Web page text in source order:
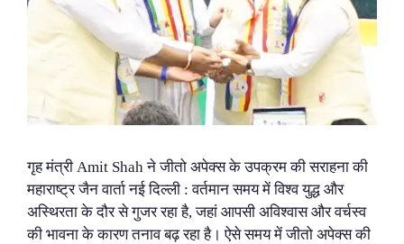
गृह मंत्री Amit Shah ने जीतो अपेक्स के उपक्रम की सराहना की
महाराष्ट्र जैन वार्ता नई दिल्ली : वर्तमान समय में विश्व युद्ध और
अस्थिरता के दौर से गुजर रहा है, जहां आपसी अविश्वास और वर्चस्व
की भावना के कारण तनाव बढ़ रहा है। ऐसे समय में जीतो अपेक्स की